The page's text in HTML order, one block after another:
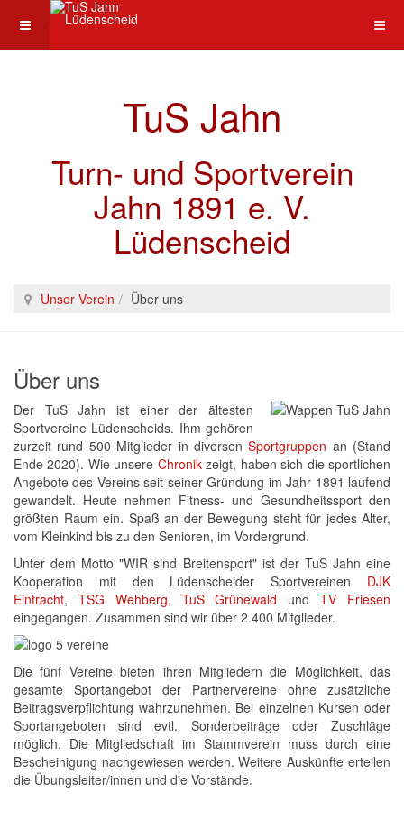
TuS Jahn
Turn- und Sportverein
Jahn 1891 e. V.
Lüdenscheid
Unser Verein Über uns
Über uns
Der TuS Jahn ist einer der ältesten
Sportvereine Lüdenscheids. Ihm gehören
zurzeit rund 500 Mitglieder in diversenSportgruppen an (Stand
Ende 2020). Wie unsere Chronikzeigt, haben sich die sportlichen
Angebote des Vereins seit seiner Gründung im Jahr 1891 laufend
gewandelt. Heute nehmen Fitness- und Gesundheitssport den
größten Raum ein. Spaß an der Bewegung steht für jedes Alter,
vom Kleinkind bis zu den Senioren, im Vordergrund.
Unter dem Motto "WIR sind Breitensport" ist der TuS Jahn eine
Kooperation mit den Lüdenscheider Sportvereinen DJK
Eintracht, TSG Wehberg, TuS Grünewald undTV Friesen
eingegangen. Zusammen sind wir über 2.400 Mitglieder.
Die fünf Vereine bieten ihren Mitgliedern die Möglichkeit, das
gesamte Sportangebot der Partnervereine ohne zusätzliche
Beitragsverpflichtung wahrzunehmen. Bei einzelnen Kursen oder
Sportangeboten sind evtl. Sonderbeiträge oder Zuschläge
möglich. Die Mitgliedschaft im Stammverein muss durch eine
Bescheinigung nachgewiesen werden. Weitere Auskünfte erteilen
die Übungsleiter/innen und die Vorstände.